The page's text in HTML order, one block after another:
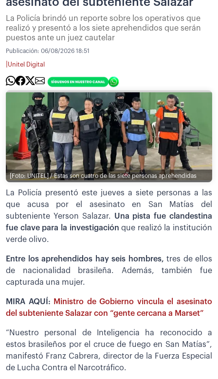
La Policía brindó un reporte sobre los operativos que
realizó y presentó a los siete aprehendidos que serán
puestos ante un juez cautelar
Publicación: 06/08/2026 18:51
Unitel Digital
[Foto: UNITEL] / Estas son cuatro de las siete personas aprehendidas
La Policía presentó este jueves a siete personas a las
que acusa por el asesinato en San Matías del
subteniente Yerson Salazar. Una pista fue clandestina
fue clave para la investigaciónque realizó la institución
verde olivo.
Entre los aprehendidos hay seis hombres, tres de ellos
de nacionalidad brasileña. Además, también fue
capturada una mujer.
MIRA AQUÍ:
Ministro de Gobierno vincula el asesinato
del subteniente Salazar con “gente cercana a Marset”
“Nuestro personal de Inteligencia ha reconocido a
estos brasileños por el cruce de fuego en San Matías”,
manifestó Franz Cabrera, director de la Fuerza Especial
de Lucha Contra el Narcotráfico.